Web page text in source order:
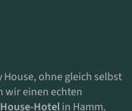
ohne gleich selbst
wir einen echten
Hotelin Hamm.